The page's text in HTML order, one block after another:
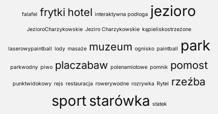
falafel frytki hotel interaktywna podłoga jezioro
JezioroCharzykowskie Jeziro Charzykowskie kąpieliskostrzeżone
laserowypaintball lody masaże muzeum ognisko paintball park
parkwodny piwo placzabaw polenamiotowe pomnik pomost
punktwidokowy rejs restauracja rowerywodne rozrywka Rytel rzeźba
sport starówka statek